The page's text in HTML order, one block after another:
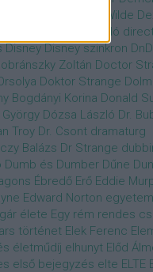
Devora Wilde
díjátadó
Disney Disney szinkron DnD
Zoltán Doctor
Doktor Strange
Bogdányi Korina Donald
Dózsa László Dr.
Troy Dr. Csont dramaturg
Balázs Dr Strange
Dumb és Dumber Dűne
Ébredő Erő Eddie
Edward Norton
élete Egy rém rendes
történet Elek Ferenc
életműdíj elhunyt Előd
első bejegyzés elte ELTE